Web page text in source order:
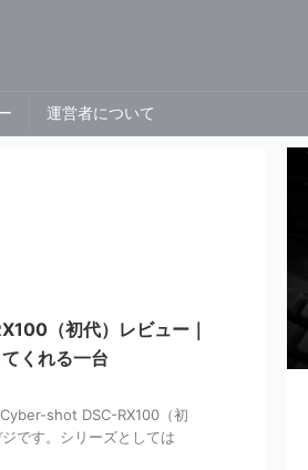
運営者について
（初代）レビュー｜
くれる一台
shot DSC-RX100（初
です。シリーズとしては